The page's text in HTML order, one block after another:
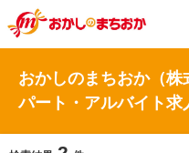
おかしのまちおか（
パート・アルバイト求